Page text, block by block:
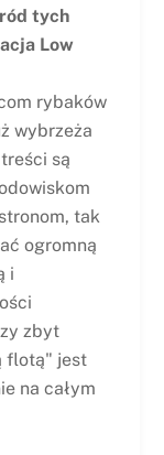
tych
Low
rybaków
wybrzeża
są
tak
ogromną
i
zbyt
flotą" jest
na całym